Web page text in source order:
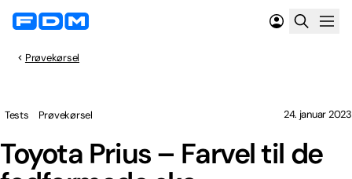
Prøvekørsel
Toyota Prius – Farvel til de
Tests Prøvekørsel 24. januar 2023